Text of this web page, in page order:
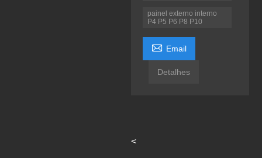
painel externo interno
P4 P5 P6 P8 P10
 Email
Detalhes
<